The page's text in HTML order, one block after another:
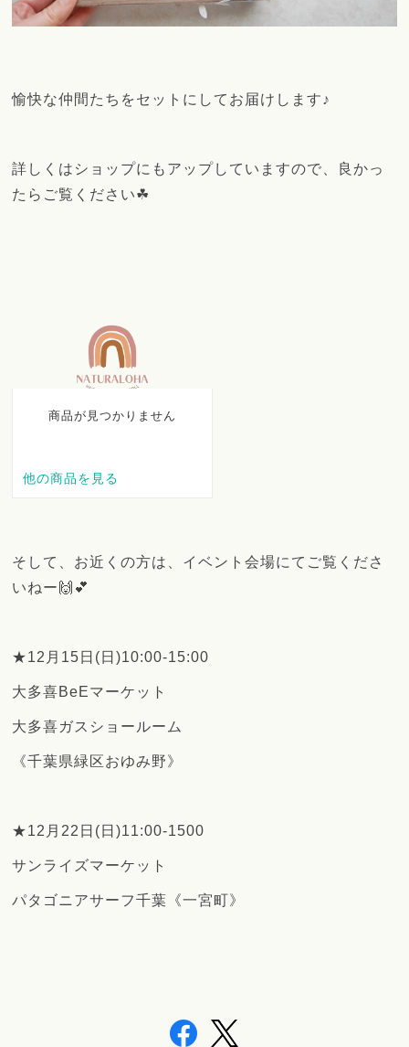
愉快な仲間たちをセットにしてお届けします♪
詳しくはショップにもアップしていますので、良かっ
たらご覧ください☘
そして、お近くの方は、イベント会場にてご覧くださ
いねー🙌💕
★12月15日(日)10:00-15:00
大多喜BeEマーケット
大多喜ガスショールーム
《千葉県緑区おゆみ野》
★12月22日(日)11:00-1500
サンライズマーケット
パタゴニアサーフ千葉《一宮町》